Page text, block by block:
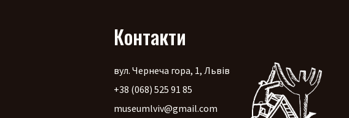
Контакти
вул. Чернеча гора, 1, Львів
+38 (068) 525 91 85
museumlviv@gmail.com